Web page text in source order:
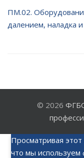
ПМ.02.
далением, наладка
© 2026
Просматривая
что мы используем